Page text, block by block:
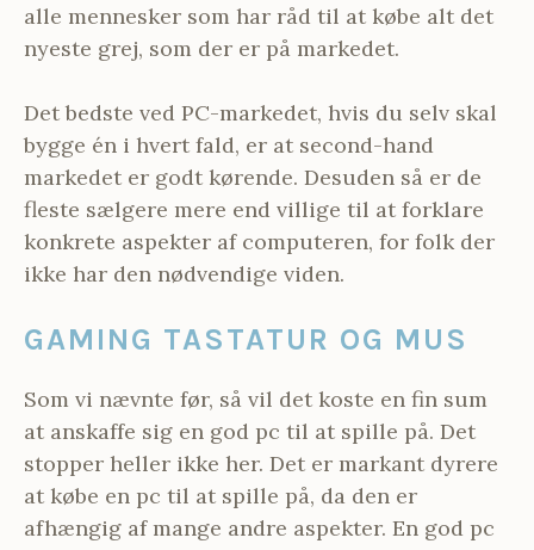
alle mennesker som har råd til at købe alt det
nyeste grej, som der er på markedet.
Det bedste ved PC-markedet, hvis du selv skal
bygge én i hvert fald, er at second-hand
markedet er godt kørende. Desuden så er de
fleste sælgere mere end villige til at forklare
konkrete aspekter af computeren, for folk der
ikke har den nødvendige viden.
GAMING TASTATUR OG MUS
Som vi nævnte før, så vil det koste en fin sum
at anskaffe sig en god pc til at spille på. Det
stopper heller ikke her. Det er markant dyrere
at købe en pc til at spille på, da den er
afhængig af mange andre aspekter. En god pc